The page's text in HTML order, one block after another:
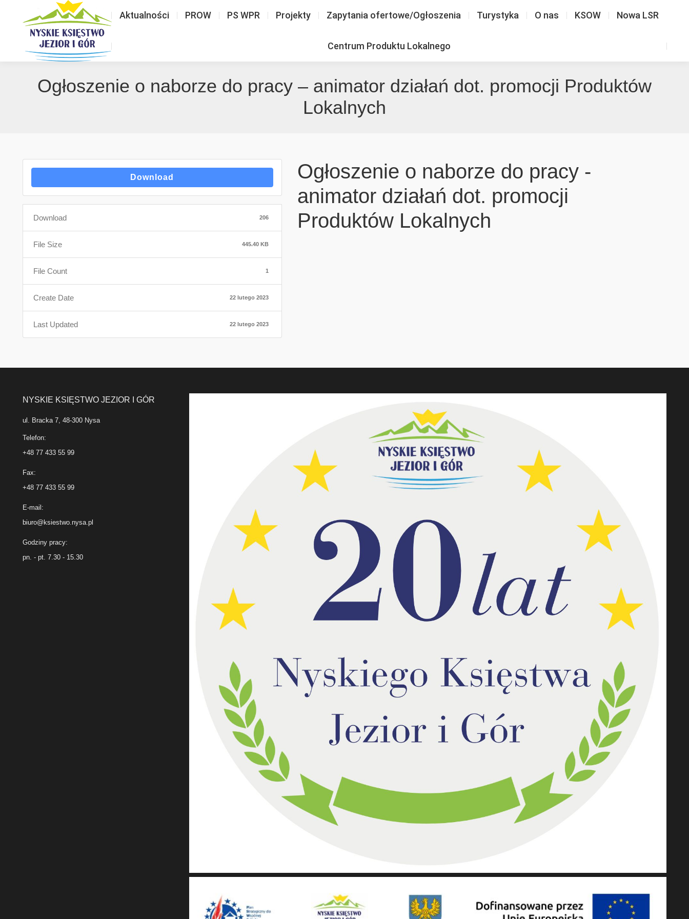
Aktualności PROW PS WPR Projekty Zapytania ofertowe/Ogłoszenia Turystyka O nas KSOW Nowa LSR
Centrum Produktu Lokalnego
Ogłoszenie o naborze do pracy – animator działań dot. promocji Produktów
Lokalnych
Download
Download 206
File Size 445.40 KB
File Count 1
Create Date 22 lutego 2023
Last Updated 22 lutego 2023
Ogłoszenie o naborze do pracy -
animator działań dot. promocji
Produktów Lokalnych
NYSKIE KSIĘSTWO JEZIOR I GÓR
ul. Bracka 7, 48-300 Nysa
Telefon:
+48 77 433 55 99
Fax:
+48 77 433 55 99
E-mail:
biuro@ksiestwo.nysa.pl
Godziny pracy:
pn. - pt. 7.30 - 15.30